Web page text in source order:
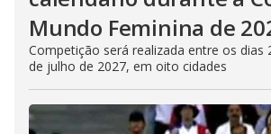
Mundo Feminina de
Competição será realizada entre os dias
de julho de 2027, em oito cidades